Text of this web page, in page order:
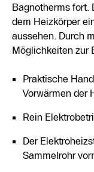
Bagnotherms fort.
dem Heizkörper
aussehen. Durch
Möglichkeiten zur
Praktische
Vorwärmen der
Rein
Der
Sammelrohr